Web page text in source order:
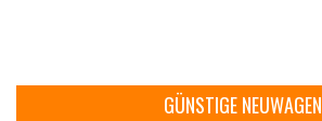
GÜNSTIGE NEUWAGEN